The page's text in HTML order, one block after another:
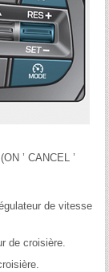
’ CANCEL ’
de vitesse
de croisière.